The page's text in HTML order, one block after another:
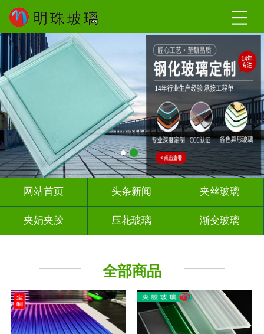
网站首页 头条新闻 夹丝玻璃
夹娟夹胶 压花玻璃 渐变玻璃
全部商品